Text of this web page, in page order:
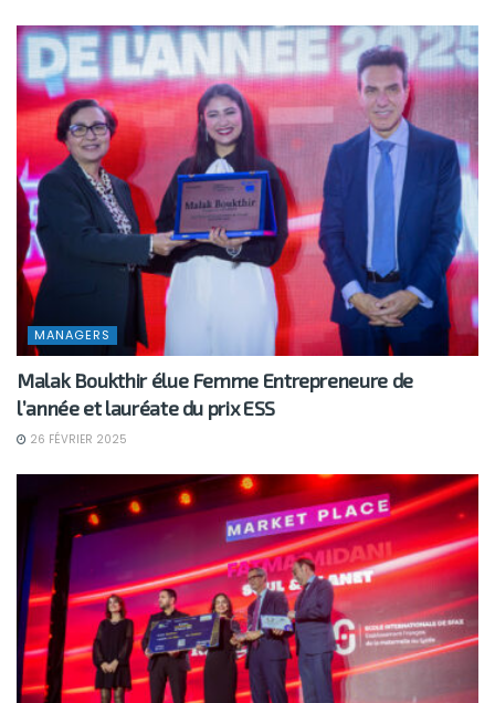
MANAGERS
Malak Boukthir élue Femme Entrepreneure de
l’année et lauréate du prix ESS
26 FÉVRIER 2025